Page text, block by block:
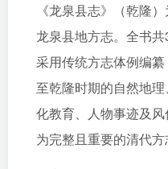
《龙泉县志》（乾隆
龙泉县地方志。全书
采用传统方志体例编
至乾隆时期的自然地
化教育、人物事迹及
为完整且重要的清代方